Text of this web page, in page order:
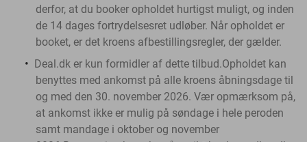
derfor, at du booker opholdet hurtigst muligt, og inden
de 14 dages fortrydelsesret udløber. Når opholdet er
booket, er det kroens afbestillingsregler, der gælder.
Deal.dk er kun formidler af dette tilbud.Opholdet kan
benyttes med ankomst på alle kroens åbningsdage til
og med den 30. november 2026. Vær opmærksom på,
at ankomst ikke er mulig på søndage i hele peroden
samt mandage i oktober og november